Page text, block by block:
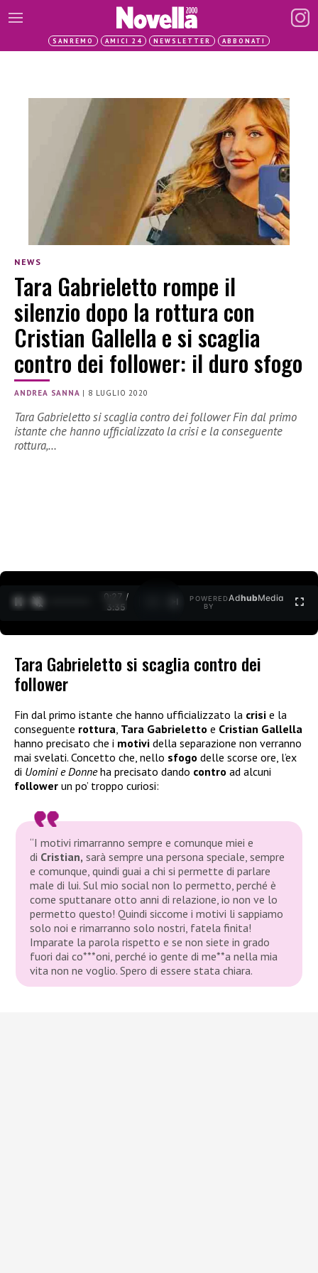
SANREMO AMICI 24 NEWSLETTER ABBONATI
NEWS
Tara Gabrieletto rompe il
silenzio dopo la rottura con
Cristian Gallella e si scaglia
contro dei follower: il duro sfogo
ANDREA SANNA | 8 LUGLIO 2020
Tara Gabrieletto si scaglia contro dei follower Fin dal primo
istante che hanno ufficializzato la crisi e la conseguente
rottura,…
0:27 /
3:35
POWERED
BY
AdhubMedia
Tara Gabrieletto si scaglia contro dei
follower
Fin dal primo istante che hanno ufficializzato la crisi e la
conseguente rottura, Tara Gabrieletto e Cristian Gallella
hanno precisato che i motivi della separazione non verranno
mai svelati. Concetto che, nello sfogo delle scorse ore, l’ex
di Uomini e Donneha precisato dando contro ad alcuni
follower un po’ troppo curiosi:
“I motivi rimarranno sempre e comunque miei e
di Cristian, sarà sempre una persona speciale, sempre
e comunque, quindi guai a chi si permette di parlare
male di lui. Sul mio social non lo permetto, perché è
come sputtanare otto anni di relazione, io non ve lo
permetto questo! Quindi siccome i motivi li sappiamo
solo noi e rimarranno solo nostri, fatela finita!
Imparate la parola rispetto e se non siete in grado
fuori dai co***oni, perché io gente di me**a nella mia
vita non ne voglio. Spero di essere stata chiara.